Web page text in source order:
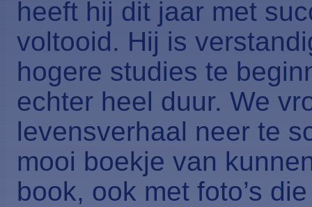
heeft hij dit jaar met
voltooid. Hij is
hogere studies te
echter heel duur. We
levensverhaal neer te
mooi boekje van
book, ook met foto’s